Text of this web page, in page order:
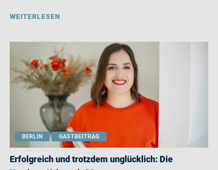
WEITERLESEN
BERLIN GASTBEITRAG
Erfolgreich und trotzdem unglücklich: Die